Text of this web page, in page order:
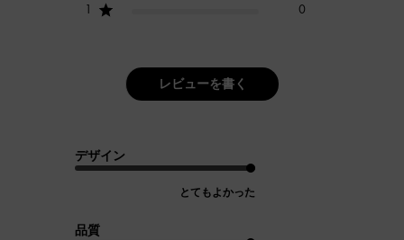
1
0
レビューを書く
デザイン
とてもよかった
品質